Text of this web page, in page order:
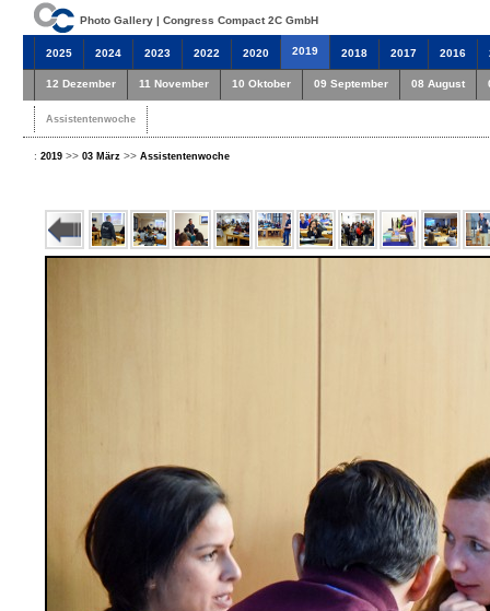
Photo Gallery | Congress Compact 2C GmbH
2025 2024 2023 2022 2020 2019 2018 2017 2016
12 Dezember 11 November 10 Oktober 09 September 08 August
Assistentenwoche
: 2019 >> 03 März >> Assistentenwoche